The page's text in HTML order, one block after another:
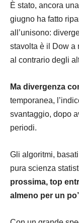
È stato, ancora
giugno ha fatto
all’unisono:
stavolta è il Dow a
al contrario degli
Ma divergenza
temporanea,
svantaggio, dopo
periodi.
Gli algoritmi,
pura scienza
prossima, top
almeno per un po’